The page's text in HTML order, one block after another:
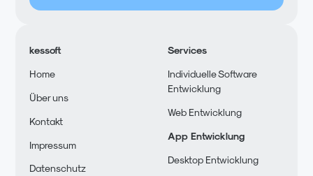
kessoft
Home
Über uns
Kontakt
Impressum
Datenschutz
Services
Individuelle Software
Entwicklung
Web Entwicklung
App Entwicklung
Desktop Entwicklung